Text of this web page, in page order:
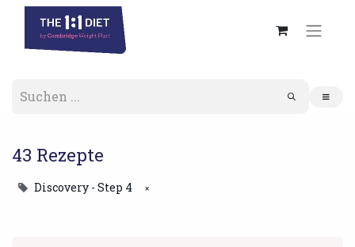
43 Rezepte
Discovery - Step 4 ×